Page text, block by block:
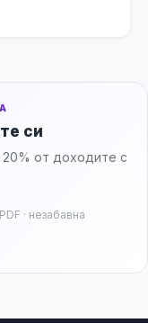
си
20% от доходите с
PDF · незабавна